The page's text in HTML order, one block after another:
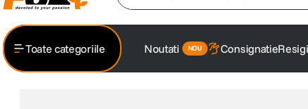
Toate categoriile Noutati Consignatie